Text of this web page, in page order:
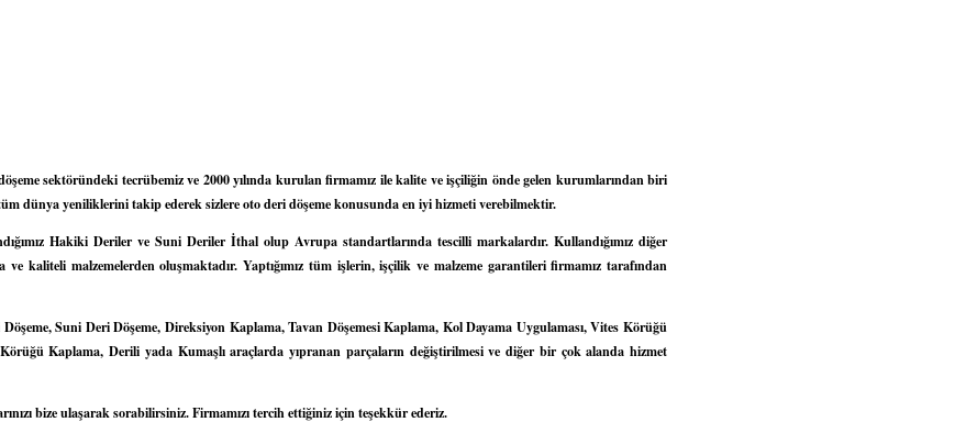
sektöründeki tecrübemiz ve 2000 yılında kurulan firmamız ile kalite ve işçiliğin önde gelen kurumlarından biri
dünya yeniliklerini takip ederek sizlere oto deri döşeme konusunda en iyi hizmeti verebilmektir.
Hakiki Deriler ve Suni Deriler İthal olup Avrupa standartlarında tescilli markalardır. Kullandığımız diğer
ve kaliteli malzemelerden oluşmaktadır. Yaptığımız tüm işlerin, işçilik ve malzeme garantileri firmamız tarafından
Suni Deri Döşeme, Direksiyon Kaplama, Tavan Döşemesi Kaplama, Kol Dayama Uygulaması, Vites Körüğü
Kaplama, Derili yada Kumaşlı araçlarda yıpranan parçaların değiştirilmesi ve diğer bir çok alanda hizmet
bize ulaşarak sorabilirsiniz. Firmamızı tercih ettiğiniz için teşekkür ederiz.